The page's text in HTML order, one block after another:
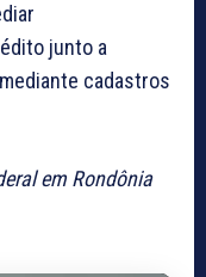
junto a
cadastros
em Rondônia